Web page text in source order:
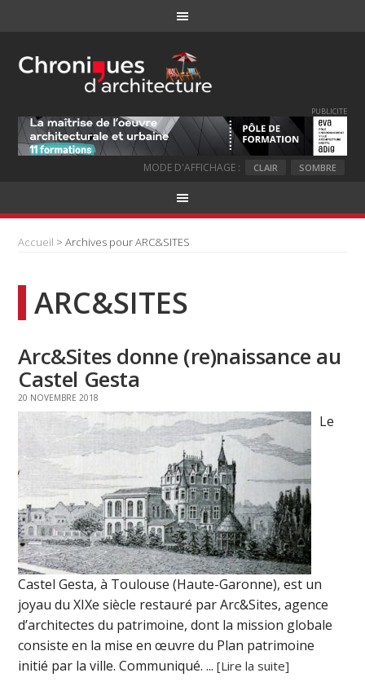
PUBLICITE
MODE D'AFFICHAGE : CLAIR SOMBRE
Accueil > Archives pour ARC&SITES
ARC&SITES
Arc&Sites donne (re)naissance au
Castel Gesta
20 NOVEMBRE 2018
Le
Castel Gesta, à Toulouse (Haute-Garonne), est un
joyau du XIXe siècle restauré par Arc&Sites, agence
d’architectes du patrimoine, dont la mission globale
consiste en la mise en œuvre du Plan patrimoine
initié par la ville. Communiqué. ...[Lire la suite]